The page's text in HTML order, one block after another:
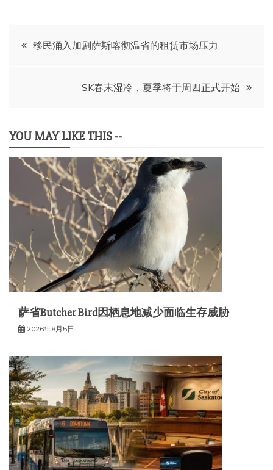
文
航
移民涌入加剧萨斯喀彻温省的租赁市场压力
SK春末湿冷，夏季将于周四正式开始
YOU MAY LIKE THIS --
萨省Butcher Bird因栖息地减少面临生存威胁
2026年8月5日